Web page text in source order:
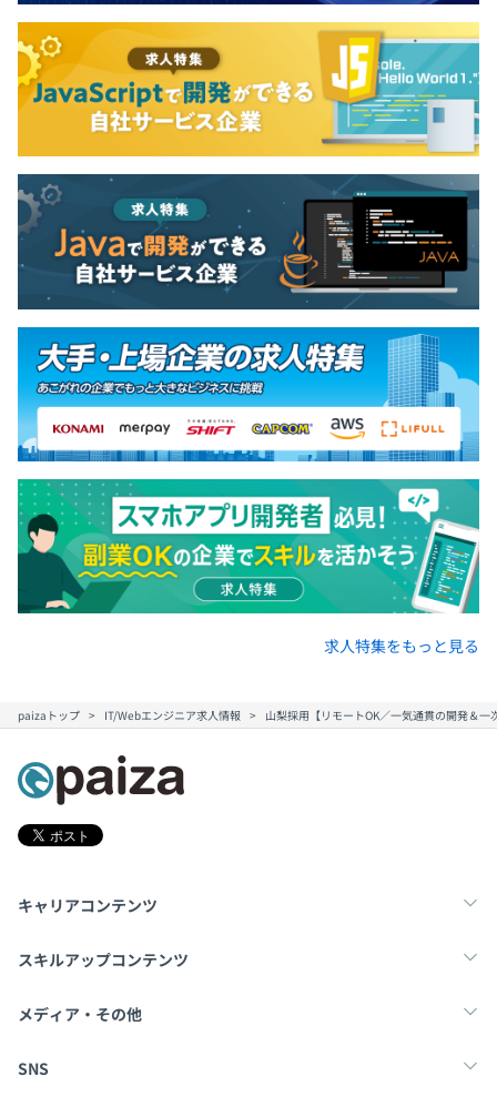
求人特集をもっと見る
paizaトップ IT/Webエンジニア求人情報 山梨採用【リモートOK／一気通貫の開発＆
キャリアコンテンツ
転職・キャリア
スキルアップコンテンツ
学習
メディア・その他
Tech Team Journal
SNS